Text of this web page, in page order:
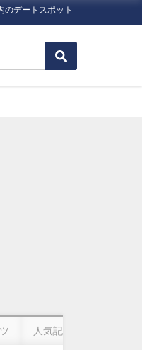
のデートスポット
人気記事